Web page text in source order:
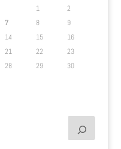
1
2
7 8
9
14 15
16
21 22
23
28 29
30